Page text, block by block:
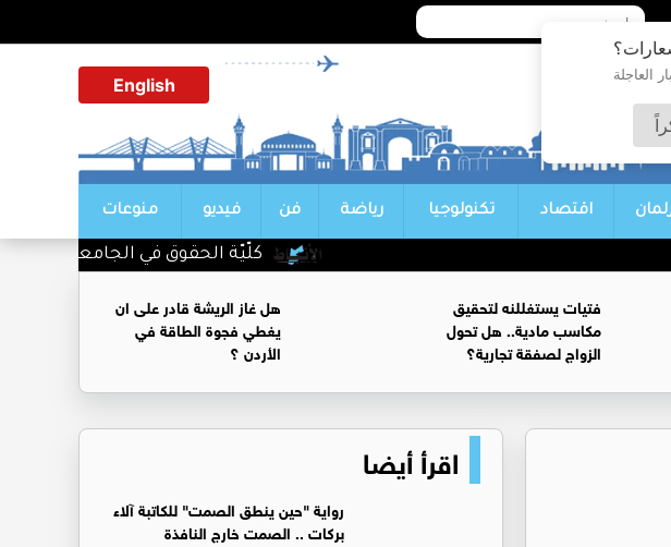
العاجلة English
اقتصاد تكنولوجيا رياضة فن فيديو منوعات
كلّيّة الحقوق في الجامعة الأردنيّة تُواصل
فتيات يستغللنه لتحقيق
مكاسب مادية.. هل تحول
الزواج لصفقة تجارية؟
هل غاز الريشة قادر على ان
يغطي فجوة الطاقة في
الأردن ؟
اقرأ أيضا
رواية "حين ينطق الصمت" للكاتبة آلاء
بركات .. الصمت خارج النافذة